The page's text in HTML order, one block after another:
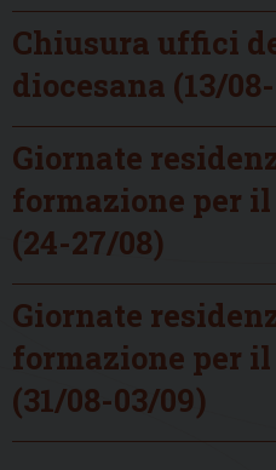
Chiusura uffici
diocesana (13/
Giornate
formazione per
(24-27/08)
Giornate
formazione per
(31/08-03/09)